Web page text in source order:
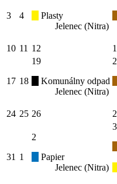
3 4
Plasty
Jelenec (Nitra)
10 11 12
17 18
19
Komunálny odpad
Jelenec (Nitra)
24 25 26
31 1
2
Papier
Jelenec (Nitra)
3